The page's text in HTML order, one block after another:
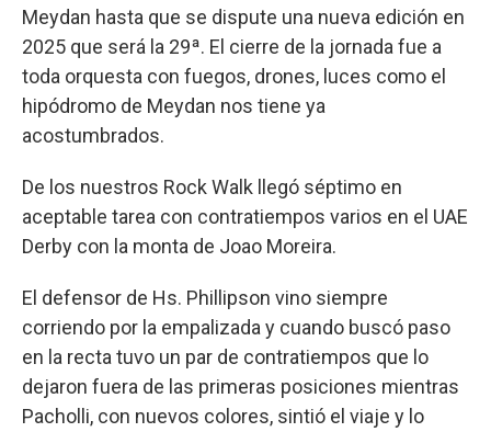
Meydan hasta que se dispute una nueva edición en
2025 que será la 29ª. El cierre de la jornada fue a
toda orquesta con fuegos, drones, luces como el
hipódromo de Meydan nos tiene ya
acostumbrados.
De los nuestros Rock Walk llegó séptimo en
aceptable tarea con contratiempos varios en el UAE
Derby con la monta de Joao Moreira.
El defensor de Hs. Phillipson vino siempre
corriendo por la empalizada y cuando buscó paso
en la recta tuvo un par de contratiempos que lo
dejaron fuera de las primeras posiciones mientras
Pacholli, con nuevos colores, sintió el viaje y lo